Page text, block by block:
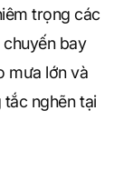
trọng các
bay
mưa lớn và
nghẽn tại